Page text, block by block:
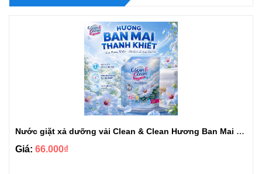
Nước giặt xả dưỡng vải Clean & Clean Hương Ban Mai 3.2kg
Giá: 66.000₫